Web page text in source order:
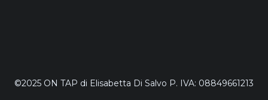
©2025 ON TAP di Elisabetta Di Salvo P. IVA: 08849661213